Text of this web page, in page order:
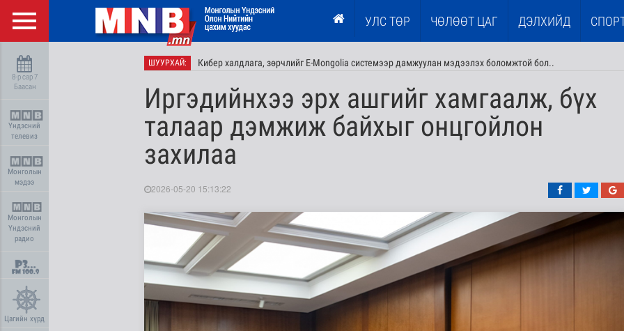
УЛС ТӨР ЧӨЛӨӨТ ЦАГ ДЭЛХИЙД
8-р сар 7
Баасан
Үндэсний
телевиз
Монголын
мэдээ
Монголын
Үндэсний
радио
Цагийн хүрд
ШУУРХАЙ: Кибер халдлага, зөрчлийг E-Mongolia системээр дамжуулан мэдээлэх боломжтой бол..
Иргэдийнхээ эрх ашгийг хамгаалж, бүх
талаар дэмжиж байхыг онцгойлон
захилаа
2026-05-20 15:13:22